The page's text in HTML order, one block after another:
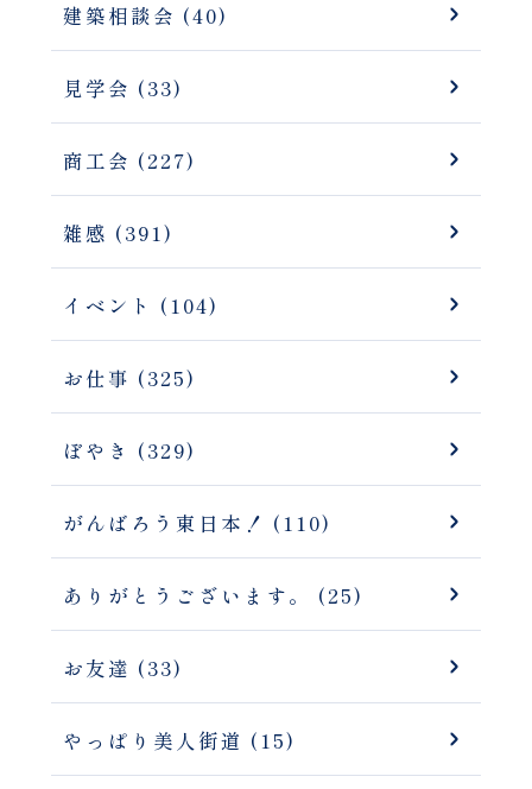
建築相談会 (40)
見学会 (33)
商工会 (227)
雑感 (391)
イベント (104)
お仕事 (325)
ぼやき (329)
がんばろう東日本！ (110)
ありがとうございます。 (25)
お友達 (33)
やっぱり美人街道 (15)